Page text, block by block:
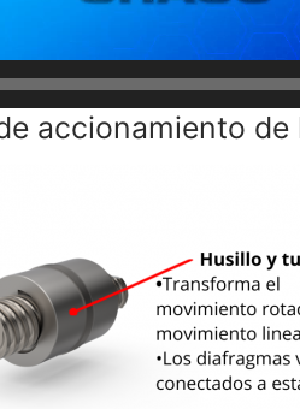
accionamiento de